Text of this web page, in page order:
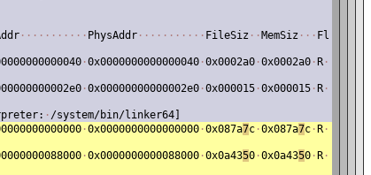
· · · · · · · · · · · PhysAddr · · · · · · · · · · · FileSiz · · MemSiz · · · Fl
·0x0000000000000040 ·0x0002a0 ·0x0002a0 · R ·
·0x00000000000002e0 ·0x000015 ·0x000015 · R ·
· /system/bin/linker64]
·0x0000000000000000 ·0x087a7c ·0x087a7c · R ·
·0x0000000000088000 ·0x0a4350 ·0x0a4350 · R ·